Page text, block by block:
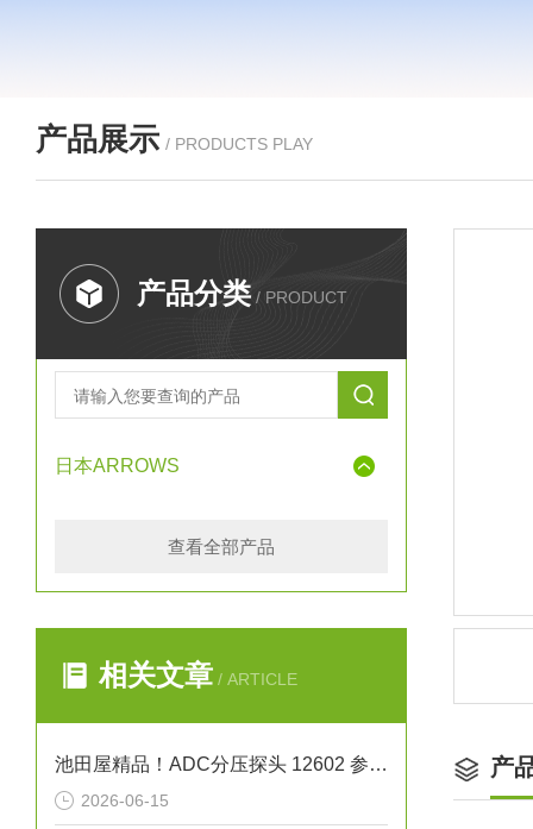
产品展示 / PRODUCTS PLAY
产品分类 / PRODUCT
日本ARROWS
查看全部产品
相关文章 / ARTICLE
池田屋精品！ADC分压探头 12602 参数介绍
2026-06-15
产